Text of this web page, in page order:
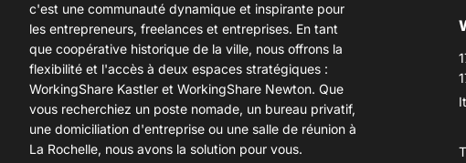
c'est une communauté dynamique et inspirante pour
les entrepreneurs, freelances et entreprises. En tant
que coopérative historique de la ville, nous offrons la
flexibilité et l'accès à deux espaces stratégiques :
WorkingShare Kastler et WorkingShare Newton. Que
vous recherchiez un poste nomade, un bureau privatif,
une domiciliation d'entreprise ou une salle de réunion à
La Rochelle, nous avons la solution pour vous.